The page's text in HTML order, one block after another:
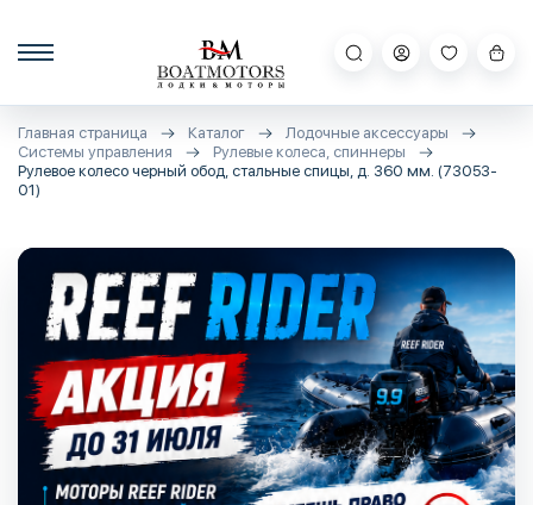
Главная страница Каталог
Лодочные аксессуары
Системы управления
Рулевые колеса, спиннеры
Рулевое колесо черный обод, стальные спицы, д. 360 мм. (73053-
01)